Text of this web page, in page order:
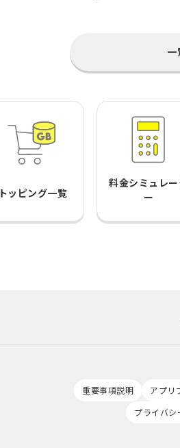
一
トッピング一覧
料金シミュレ
ー
重要事項説明 アプリ
プライバシ